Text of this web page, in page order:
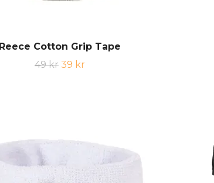
Reece Cotton Grip Tape
49 kr 39 kr